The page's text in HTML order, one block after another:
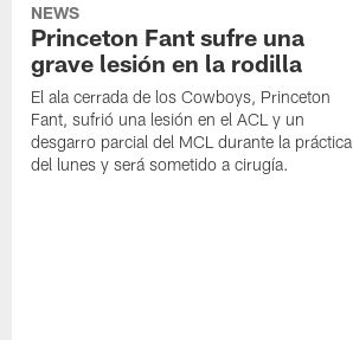
NEWS
Princeton Fant sufre una
grave lesión en la rodilla
El ala cerrada de los Cowboys, Princeton
Fant, sufrió una lesión en el ACL y un
desgarro parcial del MCL durante la práctica
del lunes y será sometido a cirugía.